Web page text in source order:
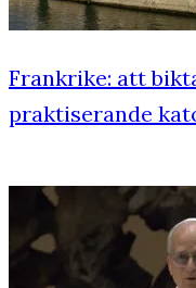
Frankrike: att
praktiserande